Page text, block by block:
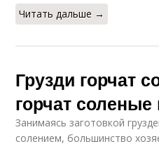
Читать дальше →
Грузди горчат
горчат соленые
Занимаясь заготовкой
солением, большинство